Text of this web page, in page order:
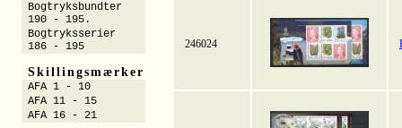
246024
Bogtryksbundter
190 - 195.
Bogtryksserier
186 - 195
Skillingsmærker
AFA 1 - 10
AFA 11 - 15
AFA 16 - 21